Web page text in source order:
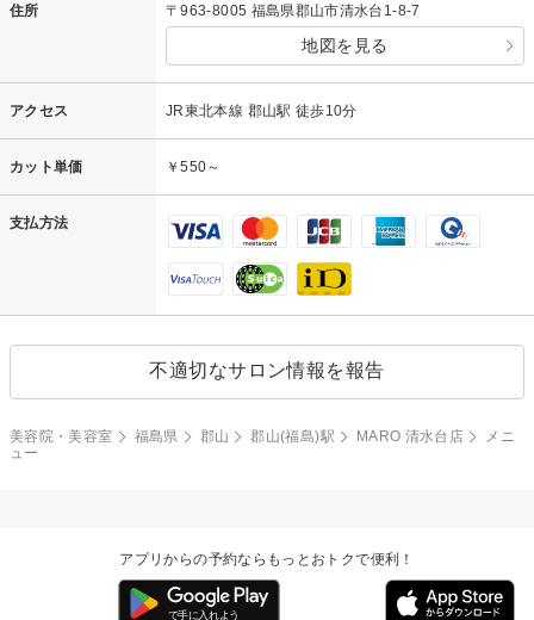
住所 〒963-8005 福島県郡山市清水台1-8-7
地図を見る
アクセス JR東北本線 郡山駅 徒歩10分
カット単価 ￥550～
支払方法
不適切なサロン情報を報告
美容院・美容室 福島県 郡山 郡山(福島)駅 MARO 清水台店
メニ
ュー
アプリからの予約ならもっとおトクで便利！